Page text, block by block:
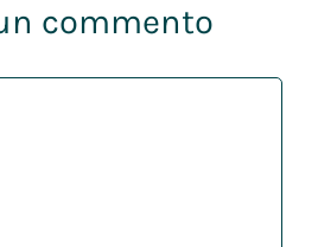
commento